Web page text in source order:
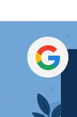
czcionkę
kliknięciem?